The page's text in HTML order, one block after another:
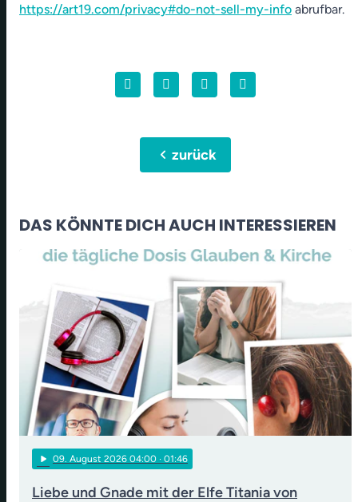
https://art19.com/privacy#do-not-sell-my-info abrufbar.
chevron_leftzurück
DAS KÖNNTE DICH AUCH INTERESSIEREN
play_arrow 09. August 2026 04:00 · 01:46
Liebe und Gnade mit der Elfe Titania von